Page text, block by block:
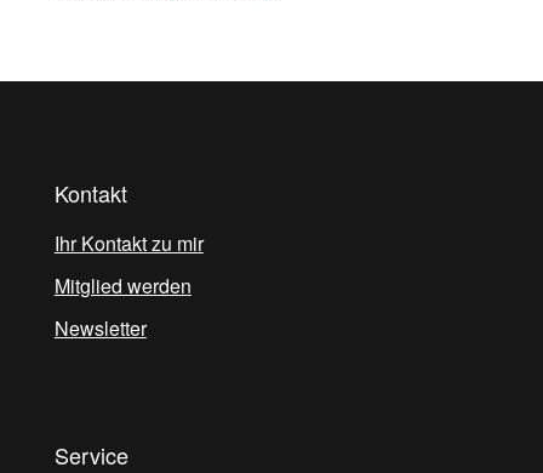
Kontakt
Ihr Kontakt zu mir
Mitglied werden
Newsletter
Service